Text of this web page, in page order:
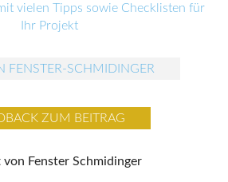
vielen Tipps sowie Checklisten für
Ihr Projekt
FENSTER-SCHMIDINGER
ZUM BEITRAG